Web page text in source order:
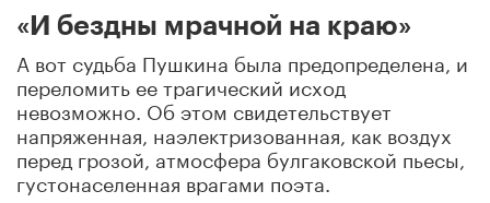
«И бездны мрачной на краю»
А вот судьба Пушкина была предопределена, и
переломить ее трагический исход
невозможно. Об этом свидетельствует
напряженная, наэлектризованная, как воздух
перед грозой, атмосфера булгаковской пьесы,
густонаселенная врагами поэта.